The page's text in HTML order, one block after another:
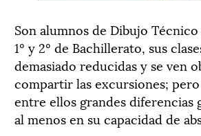
Son alumnos de Dibujo Técnico
1º y 2º de Bachillerato, sus
demasiado reducidas y se ven
compartir las excursiones;
entre ellos grandes diferencias
al menos en su capacidad de